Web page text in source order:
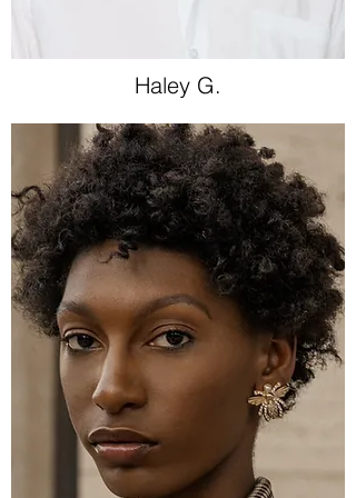
Haley G.